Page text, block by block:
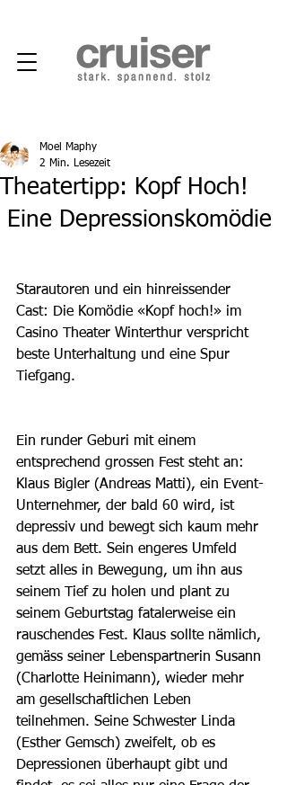
Theatertipp: Kopf Hoch!
Eine Depressionskomödie
Moel Maphy
2 Min. Lesezeit
Starautoren und ein hinreissender
Cast: Die Komödie «Kopf hoch!» im
Casino Theater Winterthur verspricht
beste Unterhaltung und eine Spur
Tiefgang.
Ein runder Geburi mit einem
entsprechend grossen Fest steht an:
Klaus Bigler (Andreas Matti), ein Event-
Unternehmer, der bald 60 wird, ist
depressiv und bewegt sich kaum mehr
aus dem Bett. Sein engeres Umfeld
setzt alles in Bewegung, um ihn aus
seinem Tief zu holen und plant zu
seinem Geburtstag fatalerweise ein
rauschendes Fest. Klaus sollte nämlich,
gemäss seiner Lebenspartnerin Susann
(Charlotte Heinimann), wieder mehr
am gesellschaftlichen Leben
teilnehmen. Seine Schwester Linda
(Esther Gemsch) zweifelt, ob es
Depressionen überhaupt gibt und